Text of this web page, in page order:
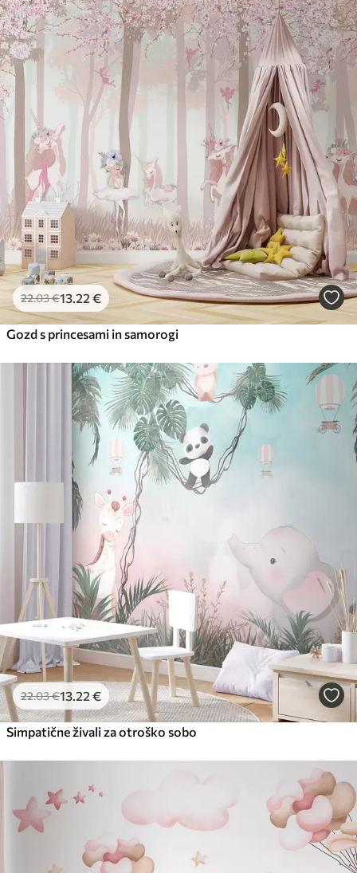
22.03€13 .22 €
Gozd s princesami in samorogi
22.03€13 .22 €
Simpatične živali za otroško sobo